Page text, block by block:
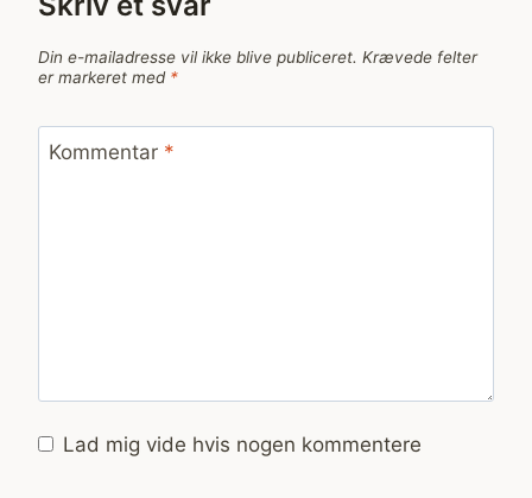
Din e-mailadresse vil ikke blive publiceret. Krævede felter
er markeret med *
Kommentar *
Lad mig vide hvis nogen kommentere